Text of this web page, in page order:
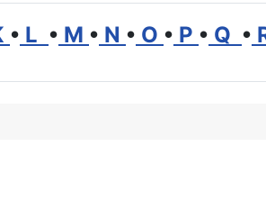
• L • M • N • O • P • Q •